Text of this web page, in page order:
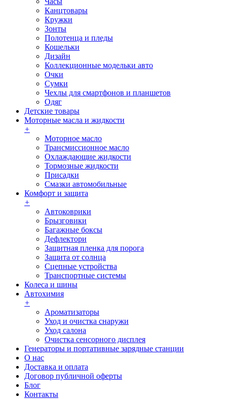
Канцтовары
Кружки
Зонты
Полотенца и пледы
Кошельки
Дизайн
Коллекционные модельки авто
Очки
Сумки
Чехлы для смартфонов и планшетов
Одяг
Детские товары
Моторные масла и жидкости
+
Моторное масло
Трансмиссионное масло
Охлаждающие жидкости
Тормозные жидкости
Присадки
Смазки автомобильные
Комфорт и защита
+
Автоковрики
Брызговики
Багажные боксы
Дефлектори
Защитная пленка для порога
Защита от солнца
Сцепные устройства
Транспортные системы
Колеса и шины
Автохимия
+
Ароматизаторы
Уход и очистка снаружи
Уход салона
Очистка сенсорного дисплея
Генераторы и портативные зарядные станции
О нас
Доставка и оплата
Договор публичной оферты
Блог
Контакты